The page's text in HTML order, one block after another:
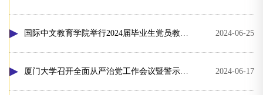
国际中文教育学院举行2024届毕业生党员教育大会暨党纪学习教育专题党课 2024-06-25
厦门大学召开全面从严治党工作会议暨警示教育大会 2024-06-17